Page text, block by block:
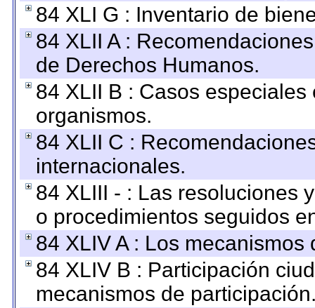
84 XLI G : Inventario de
84 XLII A :
de Derechos Humanos.
84 XLII B : Casos
organismos.
84 XLII C :
internacionales.
84 XLIII - : Las resoluciones
o procedimientos seguidos
84 XLIV A : Los
84 XLIV B : Participación
mecanismos de